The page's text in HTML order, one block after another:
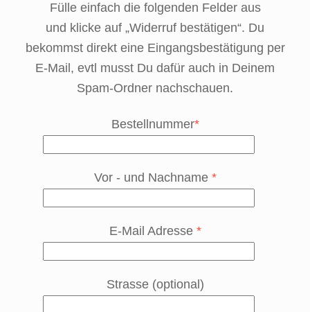
Fülle einfach die folgenden Felder aus
und klicke auf „Widerruf bestätigen“. Du
bekommst direkt eine Eingangsbestätigung per
E-Mail, evtl musst Du dafür auch in Deinem
Spam-Ordner nachschauen.
Bestellnummer*
Vor - und Nachname *
E-Mail Adresse *
Strasse (optional)